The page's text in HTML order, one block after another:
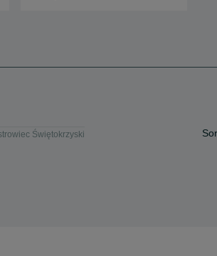
Świętokrzyski